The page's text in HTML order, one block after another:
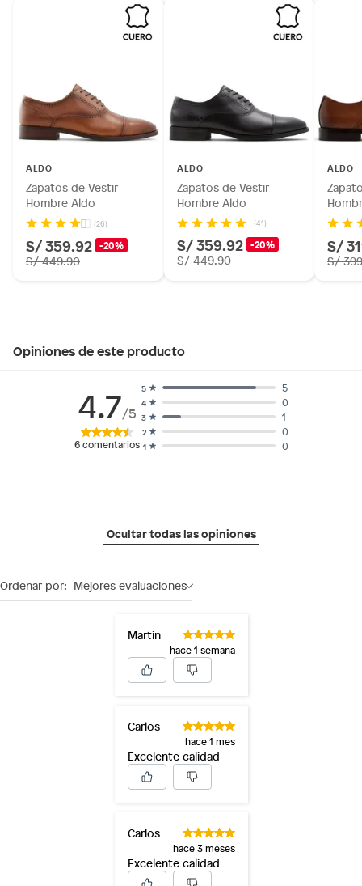
ALDO
Zapatos de Vestir
Hombre Aldo
(26)
S/ 359.92 -20%
S/ 449.90
ALDO
Zapatos de Vestir
Hombre Aldo
(41)
S/ 359.92 -20%
S/ 449.90
ALDO
S/
S/
Opiniones de este producto
4.7/5
6 comentarios 1 0
2 0
3 1
4 0
5 5
Ocultar todas las opiniones
Ordenar por: Mejores evaluaciones
Martin
hace 1 semana
Carlos
hace 1 mes
Excelente calidad
Carlos
hace 3 meses
Excelente calidad